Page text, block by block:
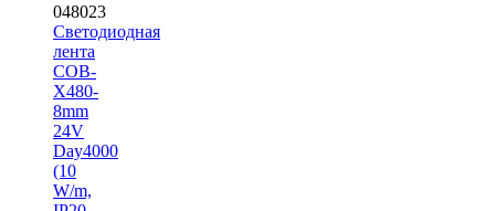
048023
Светодиодная
лента
COB-
X480-
8mm
24V
Day4000
(10
W/m,